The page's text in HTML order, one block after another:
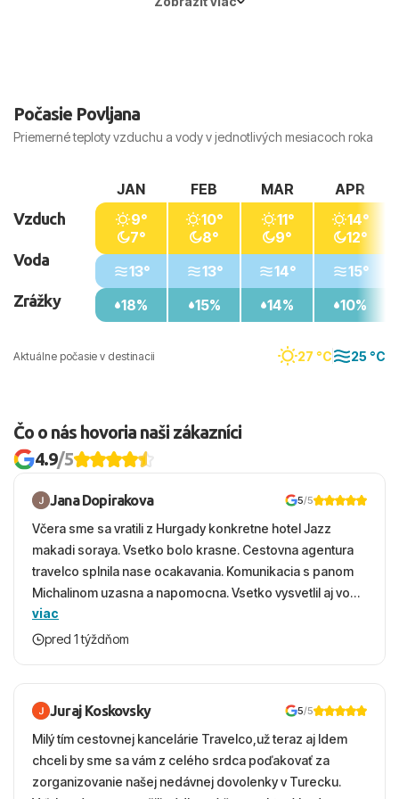
Počasie Povljana
Priemerné teploty vzduchu a vody v jednotlivých mesiacoch roka
Aktuálne počasie v destinacii 27 °C 25 °C
Vzduch
Voda
Zrážky
JAN
9°
7°
13°
18%
FEB
10°
8°
13°
15%
MAR
11°
9°
14°
14%
APR
14°
12°
15°
10%
Čo o nás hovoria naši zákazníci
4.9/5
Jana Dopirakova 5/5
Včera sme sa vratili z Hurgady konkretne hotel Jazz
makadi soraya. Vsetko bolo krasne. Cestovna agentura
travelco splnila nase ocakavania. Komunikacia s panom
Michalinom uzasna a napomocna. Vsetko vysvetlil aj vo
vecernych hodinach zaco sa ospravedlnujem. Hotel
krasny, cisty. Sluzby top. Strava, prostredie, more,
viac
pred 1 týždňom
Juraj Koskovsky 5/5
Milý tím cestovnej kancelárie Travelco,už teraz aj Idem
chceli by sme sa vám z celého srdca poďakovať za
zorganizovanie našej nedávnej dovolenky v Turecku.